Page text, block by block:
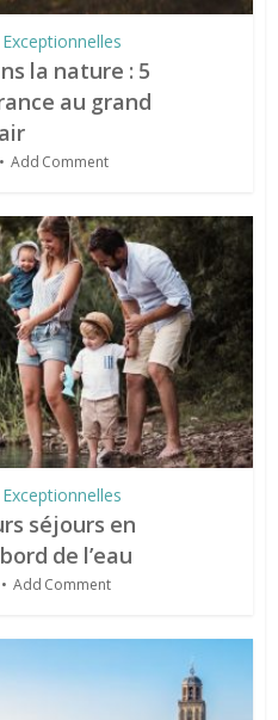
la nature : 5
au grand
air
Add Comment
séjours en
de l’eau
Add Comment